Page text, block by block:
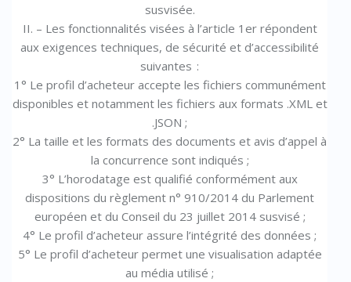
susvisée.
II. – Les fonctionnalités visées à l’article 1er répondent
aux exigences techniques, de sécurité et d’accessibilité
suivantes :
1° Le profil d’acheteur accepte les fichiers communément
disponibles et notamment les fichiers aux formats .XML et
.JSON ;
2° La taille et les formats des documents et avis d’appel à
la concurrence sont indiqués ;
3° L’horodatage est qualifié conformément aux
dispositions du règlement n° 910/2014 du Parlement
européen et du Conseil du 23 juillet 2014 susvisé ;
4° Le profil d’acheteur assure l’intégrité des données ;
5° Le profil d’acheteur permet une visualisation adaptée
au média utilisé ;